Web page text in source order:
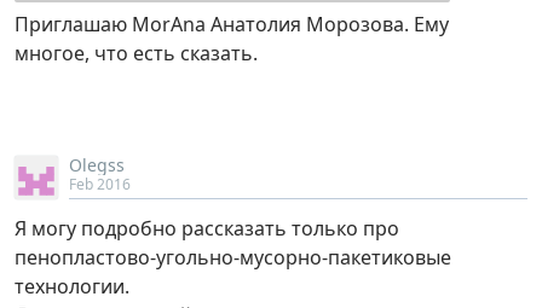
Приглашаю MorAna Анатолия Морозова. Ему
многое, что есть сказать.
Olegss
Feb 2016
Я могу подробно рассказать только про
пенопластово-угольно-мусорно-пакетиковые
технологии.